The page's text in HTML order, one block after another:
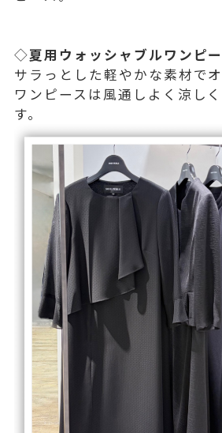
◇夏用ウォッシャブルワンピ
サラっとした軽やかな素材で
ワンピースは風通しよく涼し
す。